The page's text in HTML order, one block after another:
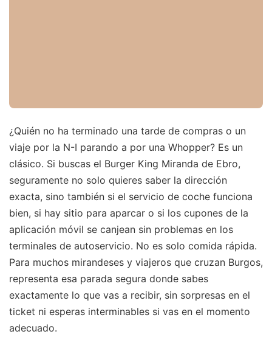
¿Quién no ha terminado una tarde de compras o un
viaje por la N-I parando a por una Whopper? Es un
clásico. Si buscas el Burger King Miranda de Ebro,
seguramente no solo quieres saber la dirección
exacta, sino también si el servicio de coche funciona
bien, si hay sitio para aparcar o si los cupones de la
aplicación móvil se canjean sin problemas en los
terminales de autoservicio. No es solo comida rápida.
Para muchos mirandeses y viajeros que cruzan Burgos,
representa esa parada segura donde sabes
exactamente lo que vas a recibir, sin sorpresas en el
ticket ni esperas interminables si vas en el momento
adecuado.